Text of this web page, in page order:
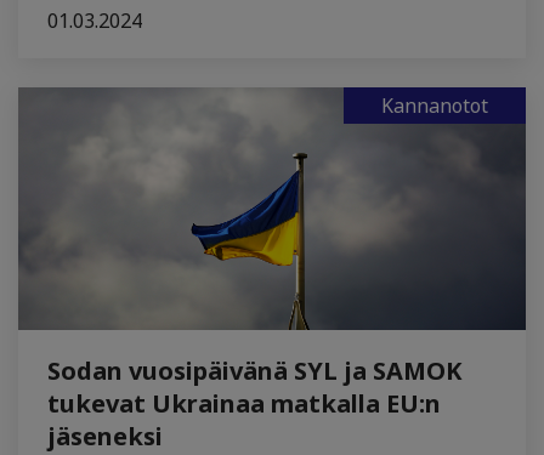
01.03.2024
Kannanotot
Sodan vuosipäivänä SYL ja SAMOK
tukevat Ukrainaa matkalla EU:n
jäseneksi